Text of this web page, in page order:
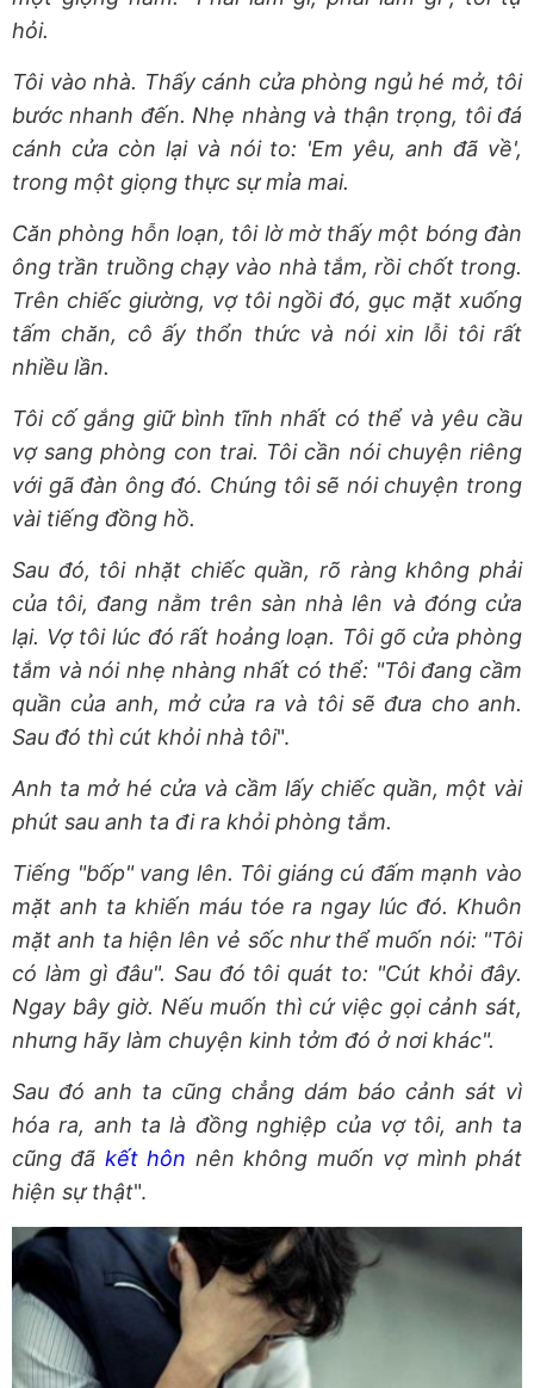
hỏi.
Tôi vào nhà. Thấy cánh cửa phòng ngủ hé mở, tôi
bước nhanh đến. Nhẹ nhàng và thận trọng, tôi đá
cánh cửa còn lại và nói to: 'Em yêu, anh đã về',
trong một giọng thực sự mỉa mai.
Căn phòng hỗn loạn, tôi lờ mờ thấy một bóng đàn
ông trần truồng chạy vào nhà tắm, rồi chốt trong.
Trên chiếc giường, vợ tôi ngồi đó, gục mặt xuống
tấm chăn, cô ấy thổn thức và nói xin lỗi tôi rất
nhiều lần.
Tôi cố gắng giữ bình tĩnh nhất có thể và yêu cầu
vợ sang phòng con trai. Tôi cần nói chuyện riêng
với gã đàn ông đó. Chúng tôi sẽ nói chuyện trong
vài tiếng đồng hồ.
Sau đó, tôi nhặt chiếc quần, rõ ràng không phải
của tôi, đang nằm trên sàn nhà lên và đóng cửa
lại. Vợ tôi lúc đó rất hoảng loạn. Tôi gõ cửa phòng
tắm và nói nhẹ nhàng nhất có thể: "Tôi đang cầm
quần của anh, mở cửa ra và tôi sẽ đưa cho anh.
Sau đó thì cút khỏi nhà tôi".
Anh ta mở hé cửa và cầm lấy chiếc quần, một vài
phút sau anh ta đi ra khỏi phòng tắm.
Tiếng "bốp" vang lên. Tôi giáng cú đấm mạnh vào
mặt anh ta khiến máu tóe ra ngay lúc đó. Khuôn
mặt anh ta hiện lên vẻ sốc như thể muốn nói: "Tôi
có làm gì đâu". Sau đó tôi quát to: "Cút khỏi đây.
Ngay bây giờ. Nếu muốn thì cứ việc gọi cảnh sát,
nhưng hãy làm chuyện kinh tởm đó ở nơi khác".
Sau đó anh ta cũng chẳng dám báo cảnh sát vì
hóa ra, anh ta là đồng nghiệp của vợ tôi, anh ta
cũng đã kết hôn nên không muốn vợ mình phát
hiện sự thật".